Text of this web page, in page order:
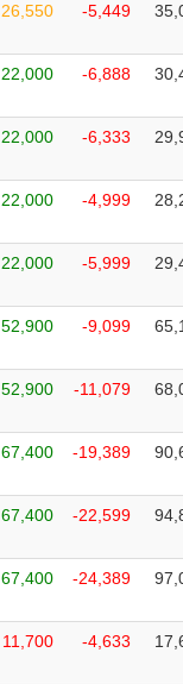
26,550 -5,449
22,000 -6,888
22,000 -6,333
22,000 -4,999
22,000 -5,999
52,900 -9,099
52,900 -11,079
67,400 -19,389
67,400 -22,599
67,400 -24,389
11,700 -4,633